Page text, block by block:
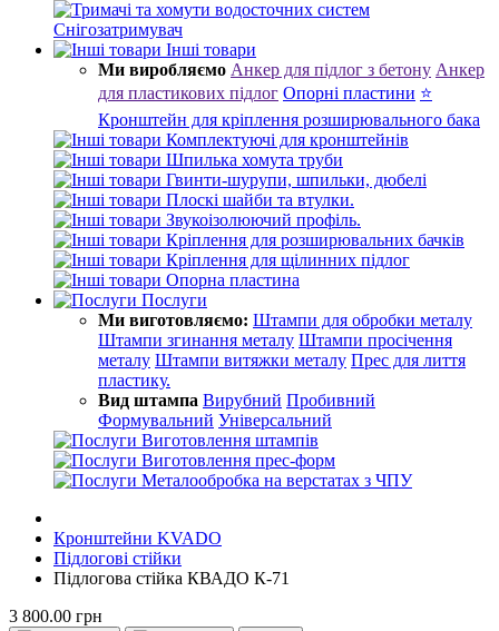
Снігозатримувач
Інші товари
Ми виробляємо Анкер для підлог з бетону Анкер
для пластикових підлог Опорні пластини ⭐
Кронштейн для кріплення розширювального бака
Комплектуючі для кронштейнів
Шпилька хомута труби
Гвинти-шурупи, шпильки, дюбелі
Плоскі шайби та втулки.
Звукоізолюючий профіль.
Кріплення для розширювальних бачків
Кріплення для щілинних підлог
Опорна пластина
Послуги
Ми виготовляємо: Штампи для обробки металу
Штампи згинання металу Штампи просічення
металу Штампи витяжки металу Прес для лиття
пластику.
Вид штампа Вирубний Пробивний
Формувальний Універсальний
Виготовлення штампів
Виготовлення прес-форм
Металообробка на верстатах з ЧПУ
Кронштейни KVADO
Підлогові стійки
Підлогова стійка КВАДО К-71
3 800.00 грн